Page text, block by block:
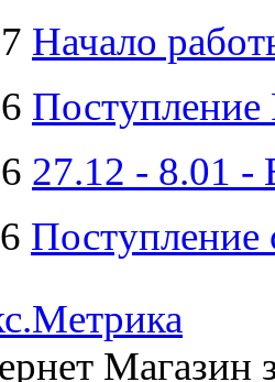
Начало
Поступление
27.12 -
Поступление
Магазин